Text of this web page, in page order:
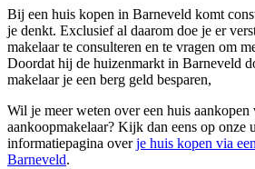
Bij een huis kopen in Barneveld komt
je denkt. Exclusief al daarom doe je er
makelaar te consulteren en te vragen om
Doordat hij de huizenmarkt in Barneveld
makelaar je een berg geld besparen,
Wil je meer weten over een huis aankopen
aankoopmakelaar? Kijk dan eens op onze
informatiepagina overje huis kopen via
Barneveld.